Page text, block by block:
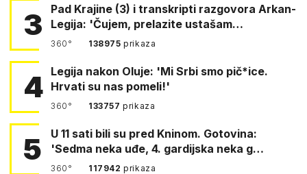
3
Pad Krajine (3) i transkripti razgovora Arkan-
Legija: 'Čujem, prelazite ustašam…
360° 138975prikaza
4 Legija nakon Oluje: 'Mi Srbi smo pič*ice.
Hrvati su nas pomeli!'
360° 133757prikaza
5
U 11 sati bili su pred Kninom. Gotovina:
'Sedma neka uđe, 4. gardijska neka g…
360° 117942prikaza